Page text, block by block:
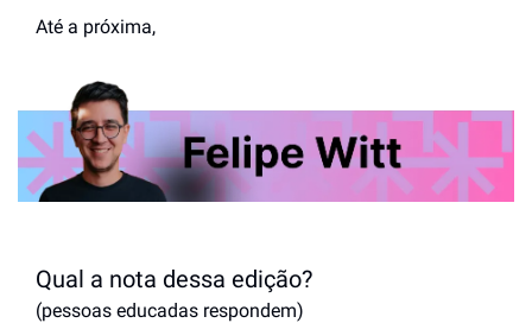
Até a próxima,
Qual a nota dessa edição?
(pessoas educadas respondem)